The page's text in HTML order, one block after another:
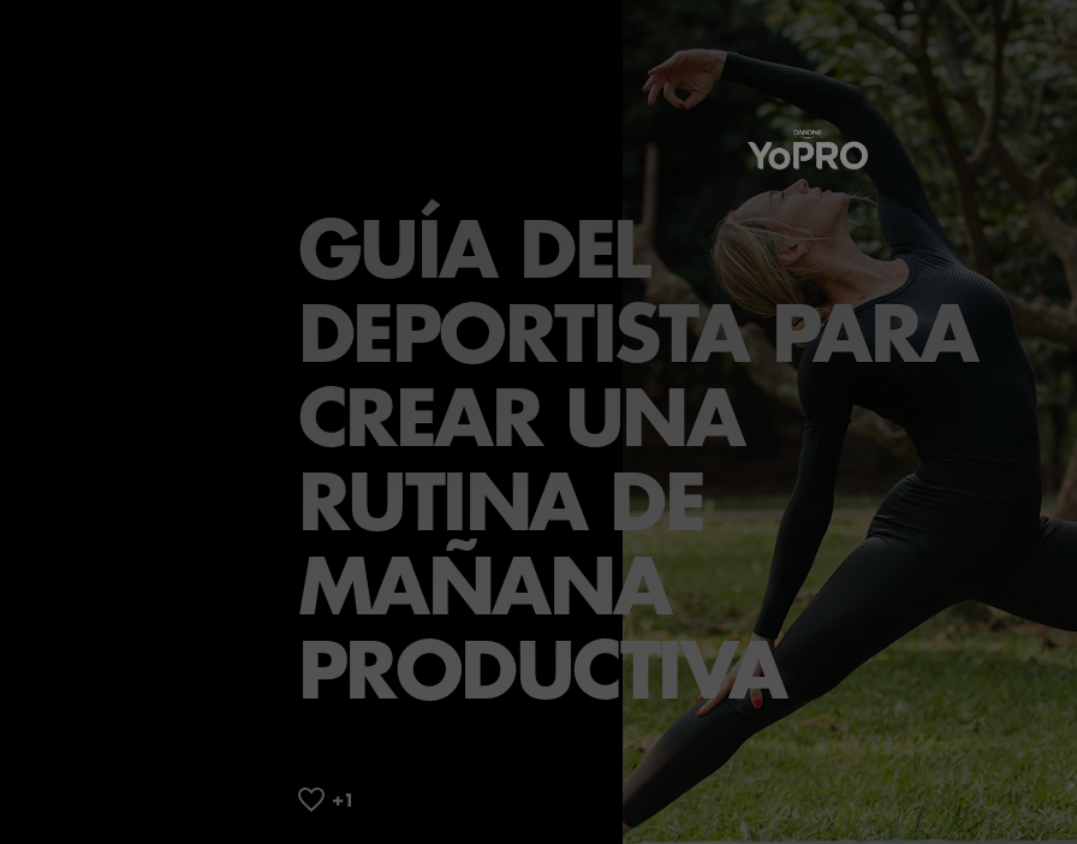
GUÍA DEL
DEPORTISTA PARA
CREAR UNA
RUTINA DE
MAÑANA
PRODUCTIVA